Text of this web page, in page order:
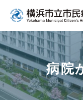
病院